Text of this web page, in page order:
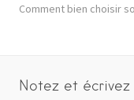
Comment bien choisir
Notez et écrivez